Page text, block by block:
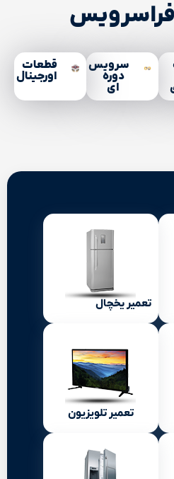
سرویس
دوره
ای
قطعات
اورجینال
تعمیر یخچال
تعمیر تلویزیون